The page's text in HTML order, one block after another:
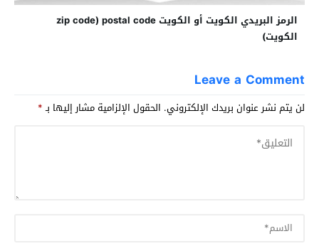
الرمز البريدي الكويت أو الكويت zip code) postal code
الكويت)
Leave a Comment
لن يتم نشر عنوان بريدك الإلكتروني. الحقول الإلزامية مشار إليها بـ*